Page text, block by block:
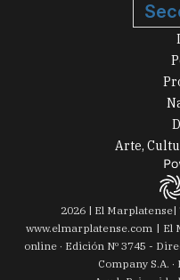
Arte,
2026| El Marplatense|
www.elmarplatense.com
El
online · Edición Nº 3745 -
Company S.A.